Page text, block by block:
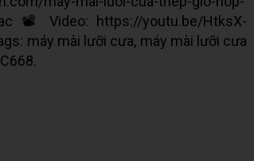
📽 Video: https://youtu.be/HtksX-
máy mài lưỡi cưa, máy mài lưỡi cưa